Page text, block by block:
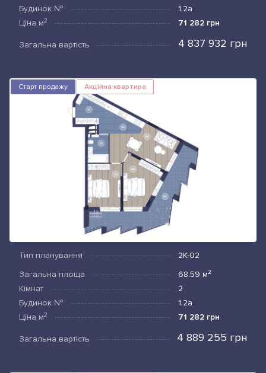
Будинок №
1.2а
Ціна м2 71 282 грн
Загальна вартість 4 837 932 грн
Старт продажу Акційна квартира
Тип планування
2К-02
Загальна площа
68.59 м2
Кімнат
2
Будинок №
1.2а
Ціна м2 71 282 грн
Загальна вартість 4 889 255 грн